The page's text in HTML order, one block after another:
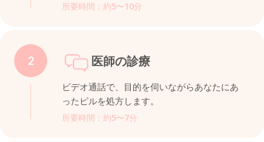
所要時間：約5〜10分
2 医師の診療
ビデオ通話で、目的を伺いながらあなたにあ
ったピルを処方します。
所要時間：約5〜7分